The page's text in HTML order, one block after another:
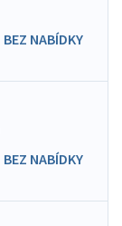
BEZ NABÍDKY
BEZ NABÍDKY